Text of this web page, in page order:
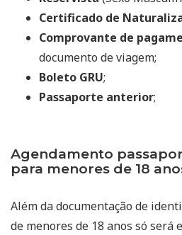
Certificado de
Comprovante de
documento de viagem;
Boleto GRU;
Passaporte anterior;
Agendamento
para menores de 18
Além da documentação de
de menores de 18 anos só será